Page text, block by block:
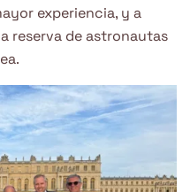
experiencia, y a
reserva de astronautas